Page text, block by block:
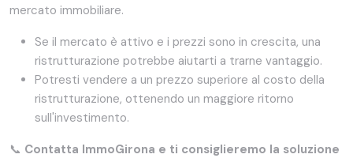
mercato immobiliare.
Se il mercato è attivo e i prezzi sono in crescita, una
ristrutturazione potrebbe aiutarti a trarne vantaggio.
Potresti vendere a un prezzo superiore al costo della
ristrutturazione, ottenendo un maggiore ritorno
sull'investimento.
📞 Contatta ImmoGirona e ti consiglieremo la soluzione